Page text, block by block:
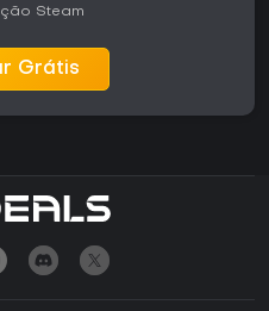
Steam
Grátis